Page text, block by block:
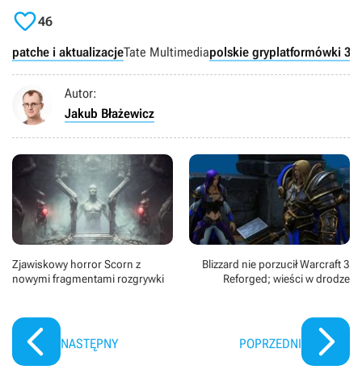
46
patche i aktualizacjeTate Multimediapolskie gryplatformówki 3D
Autor:
Jakub Błażewicz
Zjawiskowy horror Scorn z
nowymi fragmentami rozgrywki
NASTĘPNY
Blizzard nie porzucił Warcraft 3
Reforged; wieści w drodze
POPRZEDNI